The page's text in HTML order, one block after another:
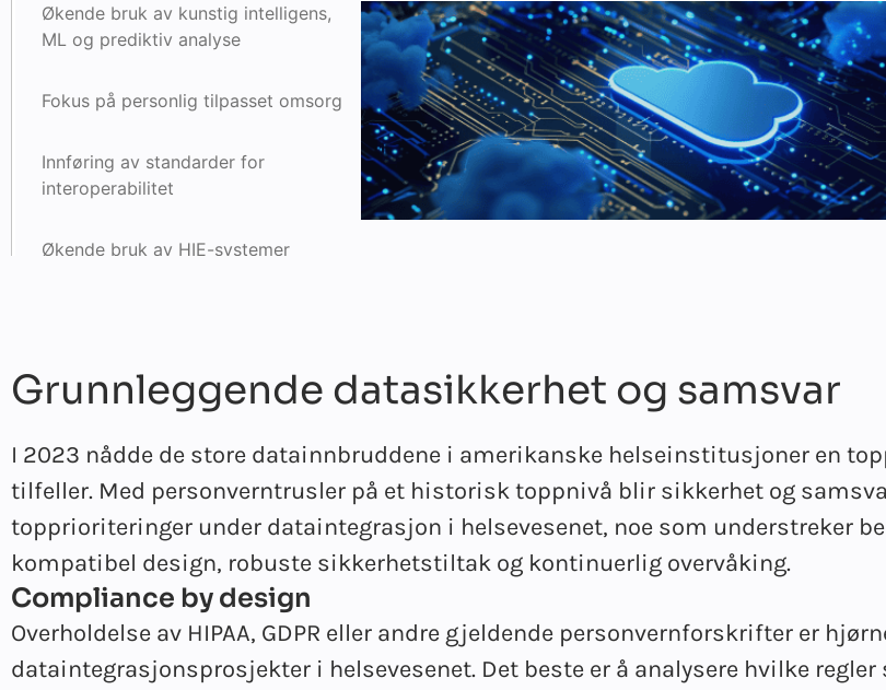
Økende bruk av kunstig intelligens,
ML og prediktiv analyse
Fokus på personlig tilpasset omsorg
Innføring av standarder for
interoperabilitet
Økende bruk av HIE-systemer
Styrking av regelverket for
Bruk av blokkjede for
datahåndtering
Grunnleggende datasikkerhet og samsvar
I 2023 nådde de store datainnbruddene i amerikanske helseinstitusjoner en
tilfeller. Med personverntrusler på et historisk toppnivå blir sikkerhet og
topprioriteringer under dataintegrasjon i helsevesenet, noe som understreker
kompatibel design, robuste sikkerhetstiltak og kontinuerlig overvåking.
Compliance by design
Overholdelse av HIPAA, GDPR eller andre gjeldende personvernforskrifter er
dataintegrasjonsprosjekter i helsevesenet. Det beste er å analysere hvilke